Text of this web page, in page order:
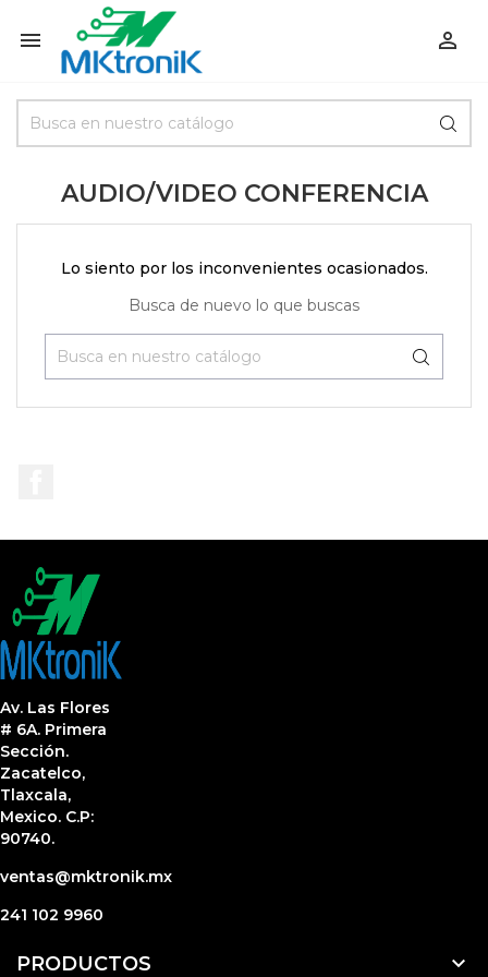
 
AUDIO/VIDEO CONFERENCIA
Lo siento por los inconvenientes ocasionados.
Busca de nuevo lo que buscas
Av. Las Flores
# 6A. Primera
Sección.
Zacatelco,
Tlaxcala,
Mexico. C.P:
90740.
ventas@mktronik.mx
241 102 9960
PRODUCTOS 